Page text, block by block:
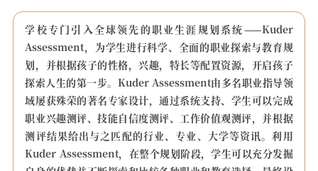
学校专门引入全球领先的职业生涯规划系统——Kuder
Assessment，为学生进行科学、全面的职业探索与教育规
划，并根据孩子的性格，兴趣，特长等配置资源，开启孩子
探索人生的第一步。Kuder Assessment由多名职业指导领
域屡获殊荣的著名专家设计，通过系统支持、学生可以完成
职业兴趣测评、技能自信度测评、工作价值观测评，并根据
测评结果给出与之匹配的行业、专业、大学等资讯。利用
Kuder Assessment，在整个规划阶段，学生可以充分发掘